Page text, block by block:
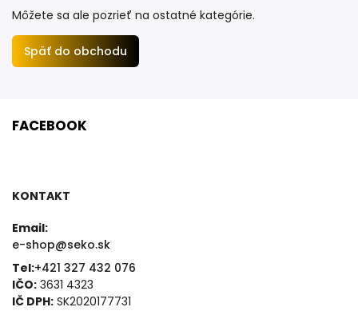
Môžete sa ale pozrieť na ostatné kategórie.
Späť do obchodu
FACEBOOK
KONTAKT
Email:
e-shop@seko.sk
Tel:+421 327 432 076
IČO: 3631 4323
IČ DPH: SK2020177731